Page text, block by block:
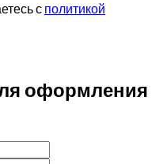
с политикой
оформления